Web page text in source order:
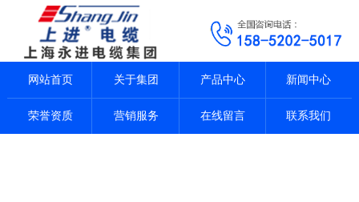
网站首页 关于集团 产品中心 新闻中心
荣誉资质 营销服务 在线留言 联系我们